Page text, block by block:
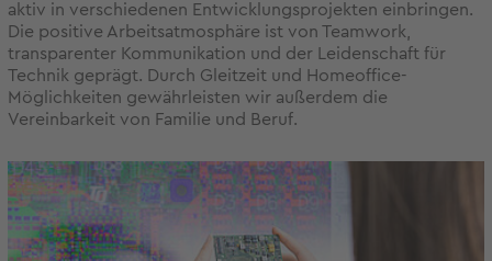
aktiv in verschiedenen Entwicklungsprojekten einbringen.
Die positive Arbeitsatmosphäre ist von Teamwork,
transparenter Kommunikation und der Leidenschaft für
Technik geprägt. Durch Gleitzeit und Homeoffice-
Möglichkeiten gewährleisten wir außerdem die
Vereinbarkeit von Familie und Beruf.